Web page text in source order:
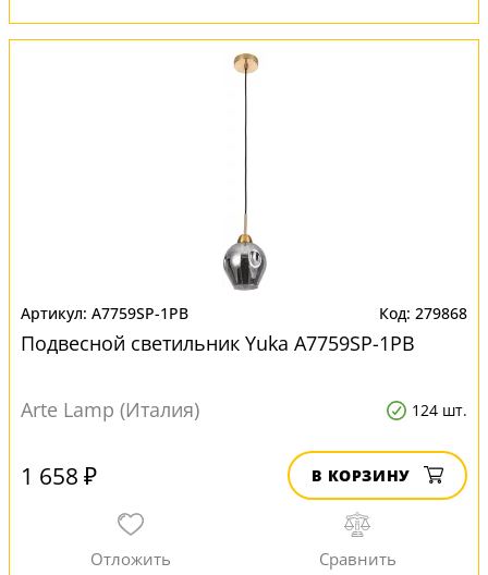
A7759SP-1PB 279868
Подвесной светильник Yuka A7759SP-1PB
Arte Lamp (Италия) 124 шт.
1 658 ₽ В КОРЗИНУ